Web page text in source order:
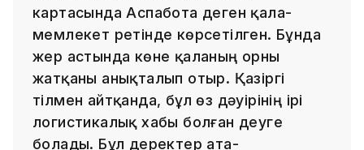
картасында Аспабота деген қала-
мемлекет ретінде көрсетілген. Бұнда
жер астында көне қаланың орны
жатқаны анықталып отыр. Қазіргі
тілмен айтқанда, бұл өз дәуірінің ірі
логистикалық хабы болған деуге
болады. Бұл деректер ата-